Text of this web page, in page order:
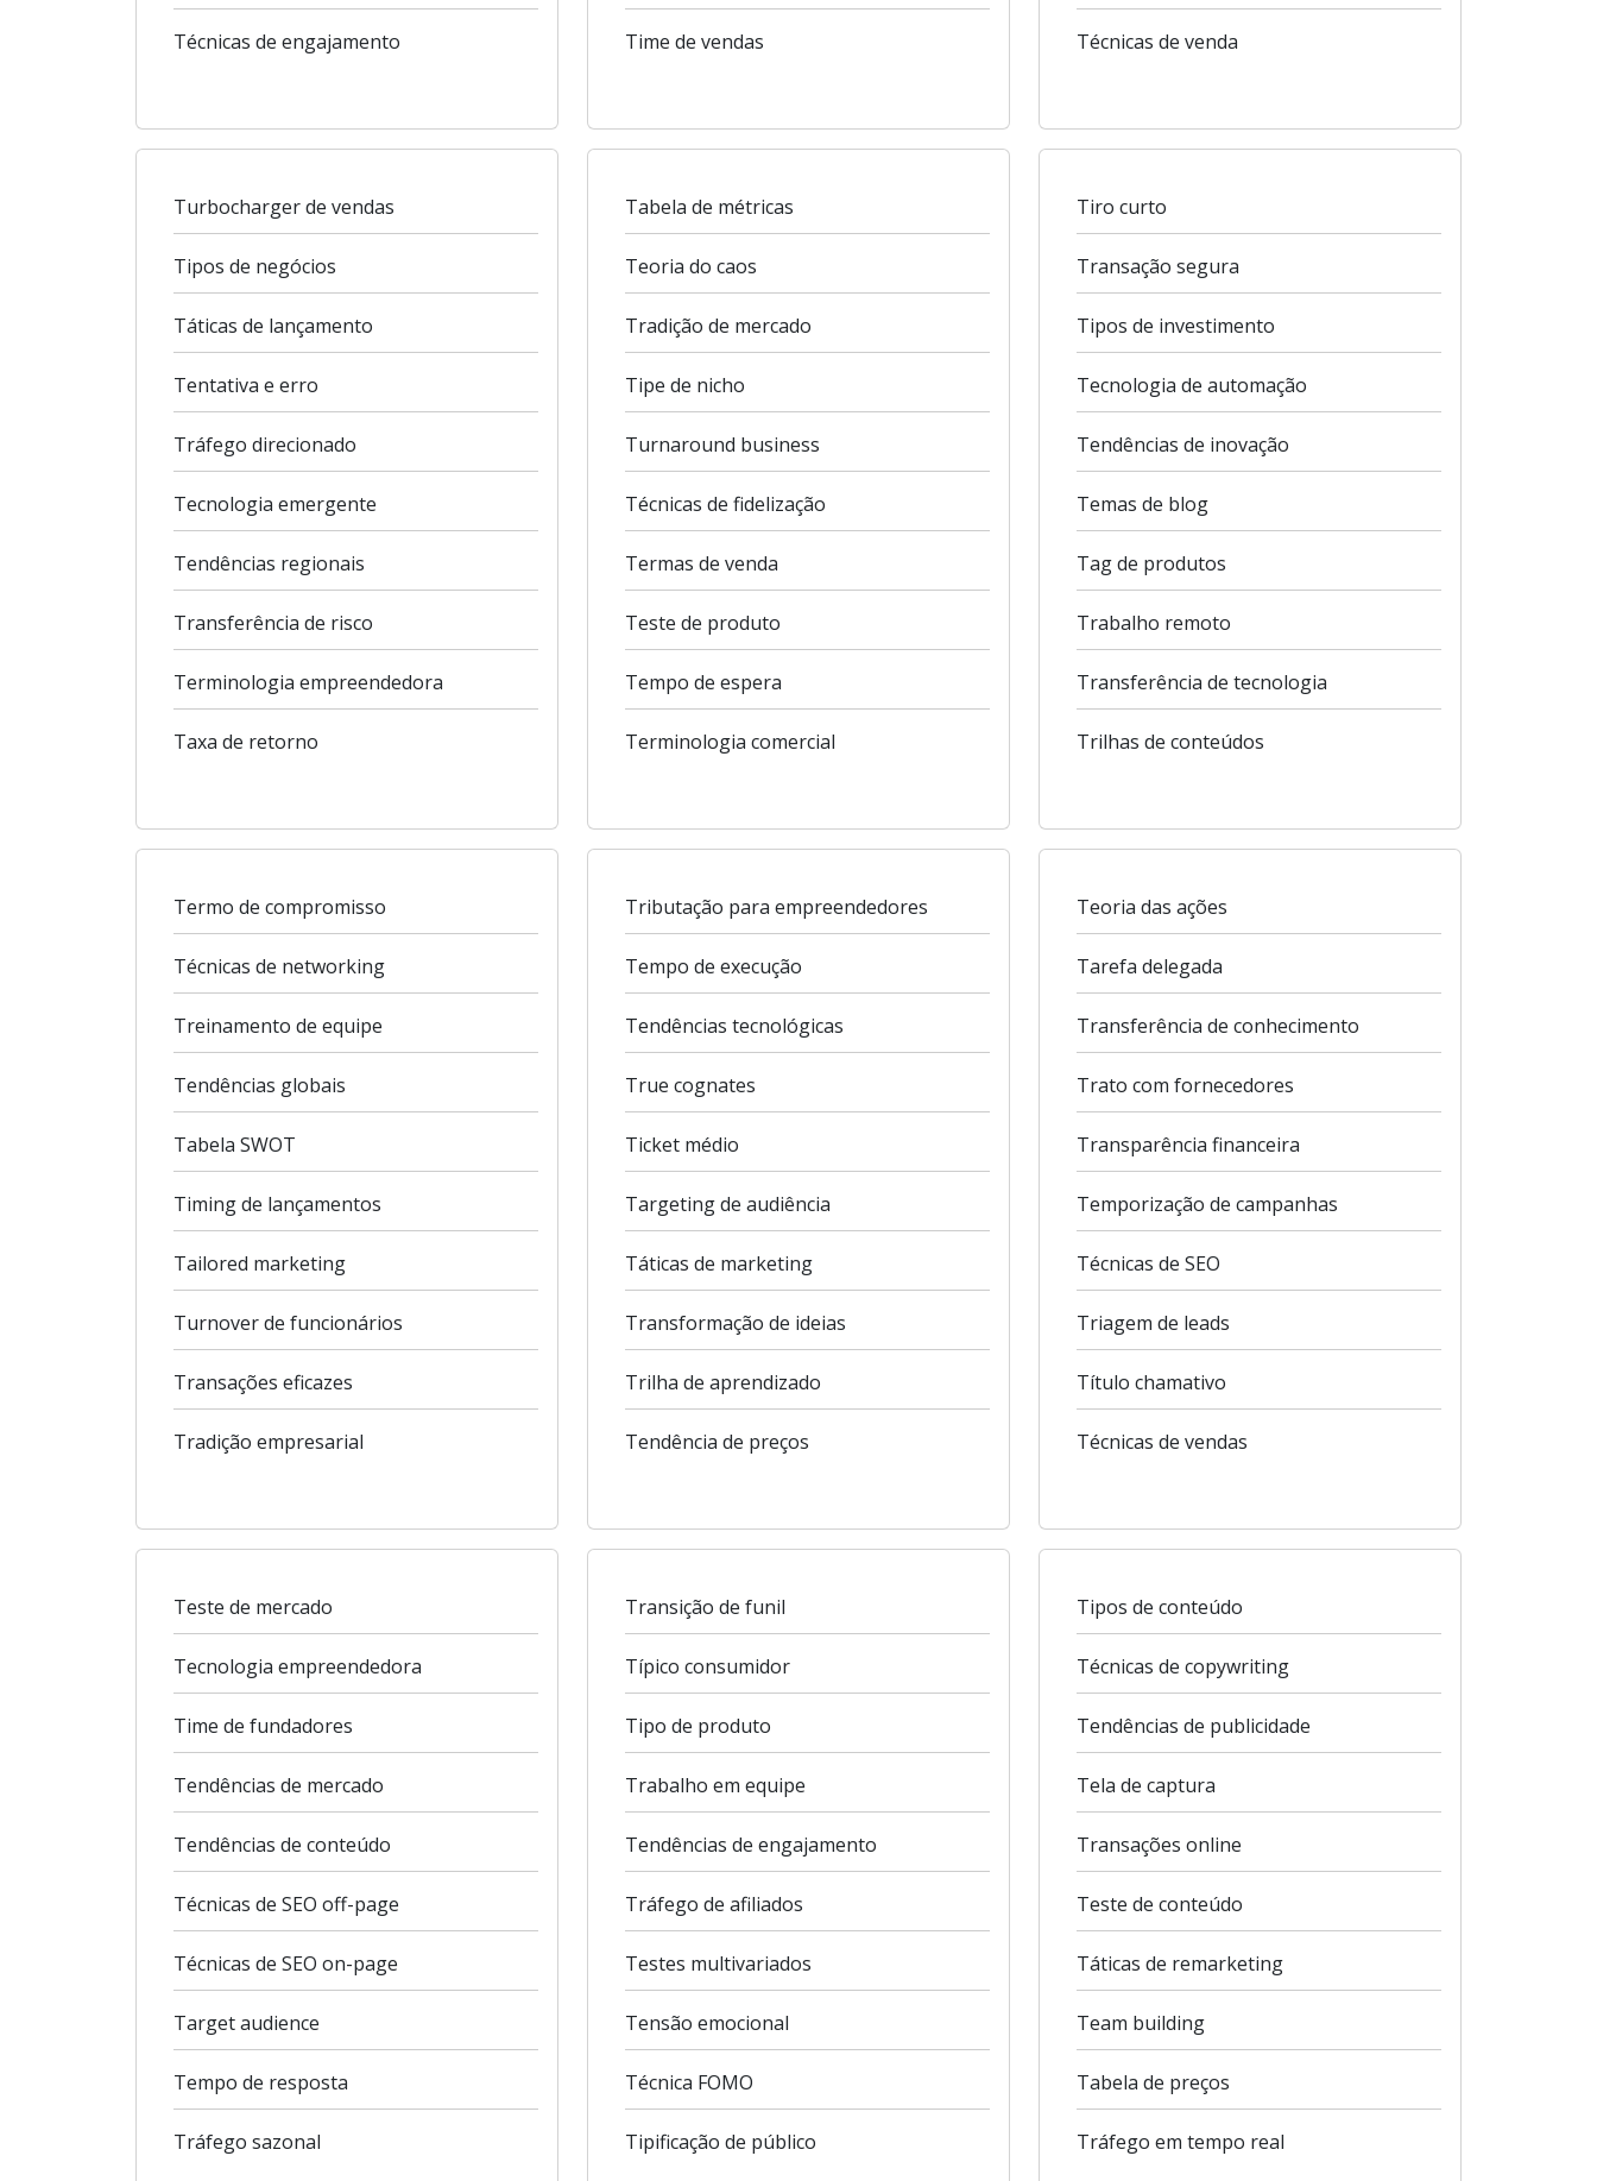
Técnicas de engajamento Time de vendas Técnicas de venda
Turbocharger de vendas
Tipos de negócios
Táticas de lançamento
Tentativa e erro
Tráfego direcionado
Tecnologia emergente
Tendências regionais
Transferência de risco
Terminologia empreendedora
Taxa de retorno
Tabela de métricas
Teoria do caos
Tradição de mercado
Tipe de nicho
Turnaround business
Técnicas de fidelização
Termas de venda
Teste de produto
Tempo de espera
Terminologia comercial
Tiro curto
Transação segura
Tipos de investimento
Tecnologia de automação
Tendências de inovação
Temas de blog
Tag de produtos
Trabalho remoto
Transferência de tecnologia
Trilhas de conteúdos
Termo de compromisso
Técnicas de networking
Treinamento de equipe
Tendências globais
Tabela SWOT
Timing de lançamentos
Tailored marketing
Turnover de funcionários
Transações eficazes
Tradição empresarial
Tributação para empreendedores
Tempo de execução
Tendências tecnológicas
True cognates
Ticket médio
Targeting de audiência
Táticas de marketing
Transformação de ideias
Trilha de aprendizado
Tendência de preços
Teoria das ações
Tarefa delegada
Transferência de conhecimento
Trato com fornecedores
Transparência financeira
Temporização de campanhas
Técnicas de SEO
Triagem de leads
Título chamativo
Técnicas de vendas
Teste de mercado
Tecnologia empreendedora
Time de fundadores
Tendências de mercado
Tendências de conteúdo
Técnicas de SEO off-page
Técnicas de SEO on-page
Target audience
Tempo de resposta
Tráfego sazonal
Transição de funil
Típico consumidor
Tipo de produto
Trabalho em equipe
Tendências de engajamento
Tráfego de afiliados
Testes multivariados
Tensão emocional
Técnica FOMO
Tipificação de público
Tipos de conteúdo
Técnicas de copywriting
Tendências de publicidade
Tela de captura
Transações online
Teste de conteúdo
Táticas de remarketing
Team building
Tabela de preços
Tráfego em tempo real